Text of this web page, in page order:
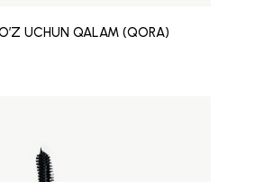
UCHUN QALAM (QORA)